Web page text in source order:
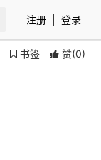
注册 登录
书签 赞(0)